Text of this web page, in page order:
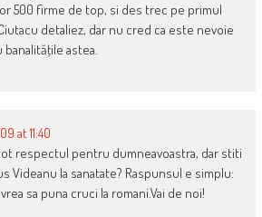
500 firme de top, si des trec pe primul
Ciutacu detaliez, dar nu cred ca este nevoie
astea.
at 11:40
respectul pentru dumneavoastra, dar stiti
Videanu la sanatate? Raspunsul e simplu:
sa puna cruci la romani.Vai de noi!